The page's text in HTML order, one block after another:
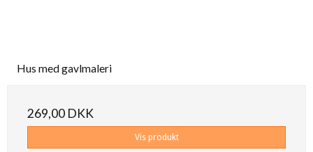
Hus med gavlmaleri
269,00 DKK
Vis produkt